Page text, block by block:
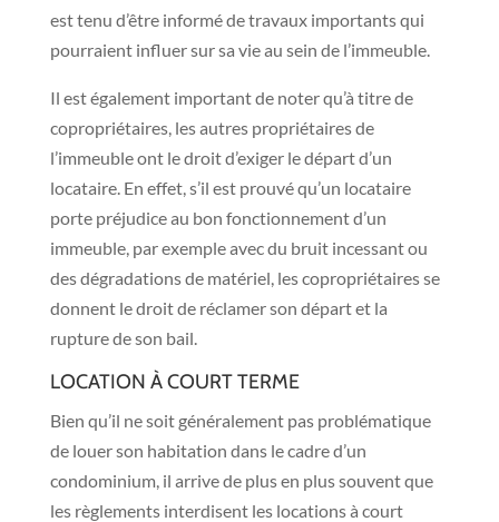
est tenu d’être informé de travaux importants qui
pourraient influer sur sa vie au sein de l’immeuble.
Il est également important de noter qu’à titre de
copropriétaires, les autres propriétaires de
l’immeuble ont le droit d’exiger le départ d’un
locataire. En effet, s’il est prouvé qu’un locataire
porte préjudice au bon fonctionnement d’un
immeuble, par exemple avec du bruit incessant ou
des dégradations de matériel, les copropriétaires se
donnent le droit de réclamer son départ et la
rupture de son bail.
LOCATION À COURT TERME
Bien qu’il ne soit généralement pas problématique
de louer son habitation dans le cadre d’un
condominium, il arrive de plus en plus souvent que
les règlements interdisent les locations à court